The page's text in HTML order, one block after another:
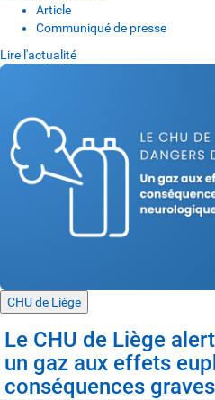
Article
Communiqué de presse
Lire l'actualité
CHU de Liège
Le CHU de Liège
un gaz aux effets
conséquences graves